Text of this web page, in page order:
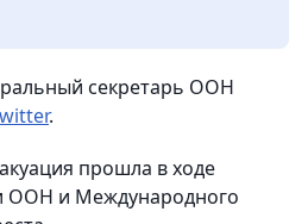
секретарь ООН
.
прошла в ходе
ООН и Международного